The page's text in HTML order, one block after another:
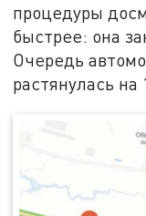
процедуры
быстрее: она
Очередь
растянулась на